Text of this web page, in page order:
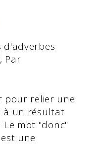
d'adverbes
Par
pour relier une
à un résultat
mot "donc"
une